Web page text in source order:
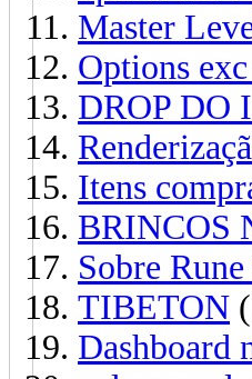
Master
Options
DROP DO
Itens
BRINCOS
Sobre
TIBETON
Dashboard